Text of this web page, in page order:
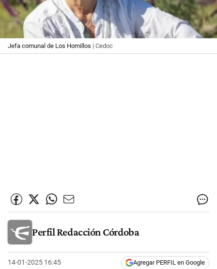
Jefa comunal de Los Hornillos | Cedoc
Perfil Redacción Córdoba
14-01-2025 16:45 Agregar PERFIL en Google